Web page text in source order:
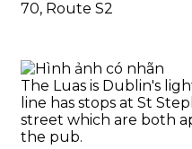
70, Route S2
The Luas is Dublin's
line has stops at St
street which are both
the pub.